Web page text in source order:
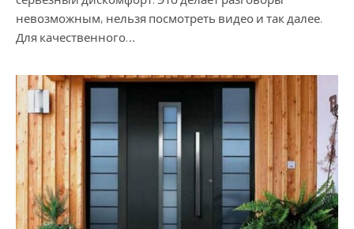
невозможным, нельзя посмотреть видео и так далее.
Для качественного…